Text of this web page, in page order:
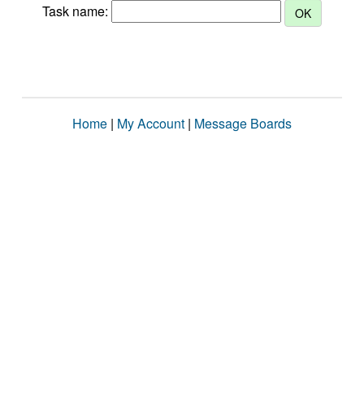
Task name:
Home | My Account | Message Boards